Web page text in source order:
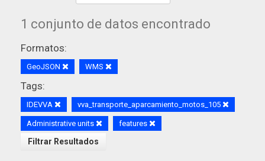
1 conjunto de datos encontrado
Formatos:
GeoJSON WMS
Tags:
IDEVVA vva_transporte_aparcamiento_motos_105
Administrative units features
Filtrar Resultados